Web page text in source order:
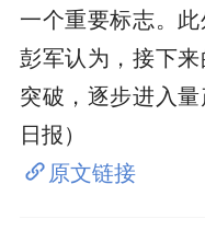
一个重要标志。
彭军认为，接下
突破，逐步进入
日报）
原文链接